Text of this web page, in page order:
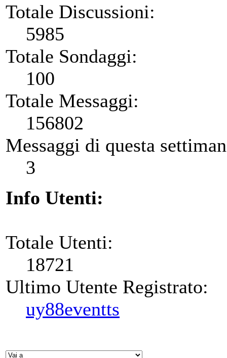
Totale Discussioni:
5985
Totale Sondaggi:
100
Totale Messaggi:
156802
Messaggi di questa
3
Info Utenti:
Totale Utenti:
18721
Ultimo Utente Registrato:
uy88eventts